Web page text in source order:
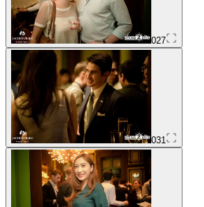
027
031